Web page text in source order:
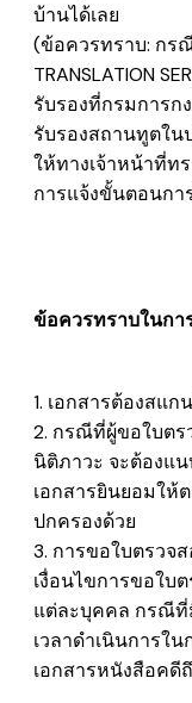
บ้านได้เลย
(ข้อควรทราบ: กร
TRANSLATION
รับรองที่กรมการก
รับรองสถานทูตใน
ให้ทางเจ้าหน้าที่ท
การแจ้งขั้นตอนกา
ข้อควรทราบในกา
1. เอกสารต้องสแก
2. กรณีที่ผู้ขอใบตร
นิติภาวะ จะต้องแ
เอกสารยินยอมให้
ปกครองด้วย
3. การขอใบตรวจ
เงื่อนไขการขอใบ
แต่ละบุคคล กรณีที่
เวลาดำเนินการใ
เอกสารหนังสือคดี